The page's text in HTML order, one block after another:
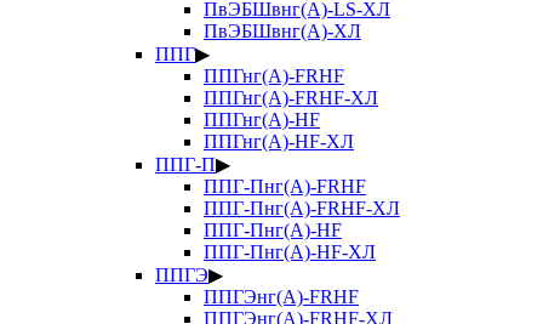
ПвЭБШвнг(А)-LS-ХЛ
ПвЭБШвнг(А)-ХЛ
ППГ▶
ППГнг(А)-FRHF
ППГнг(А)-FRHF-ХЛ
ППГнг(А)-HF
ППГнг(А)-HF-ХЛ
ППГ-П▶
ППГ-Пнг(А)-FRHF
ППГ-Пнг(А)-FRHF-ХЛ
ППГ-Пнг(А)-HF
ППГ-Пнг(А)-HF-ХЛ
ППГЭ▶
ППГЭнг(А)-FRHF
ППГЭнг(А)-FRHF-ХЛ